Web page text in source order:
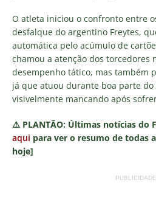
O atleta iniciou o confronto entre
desfalque do argentino Freytes,
automática pelo acúmulo de
chamou a atenção dos torcedores
desempenho tático, mas também
já que atuou durante boa parte
visivelmente mancando após
⚠️ PLANTÃO: Últimas notícias do
aqui para ver o resumo de todas
hoje]
PUBLICIDADE